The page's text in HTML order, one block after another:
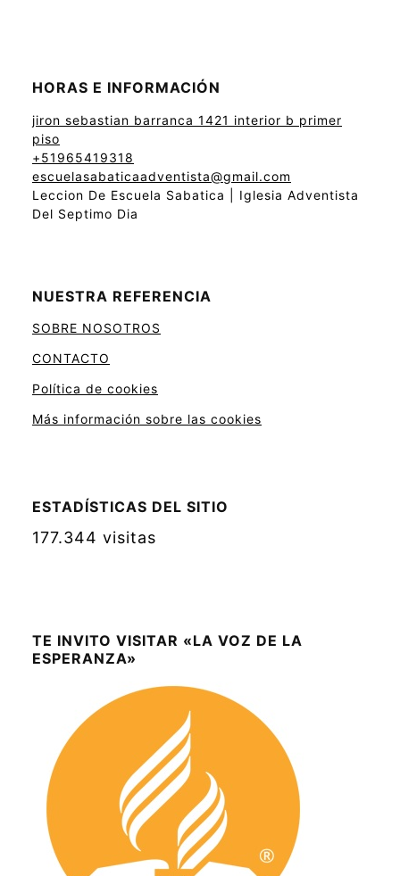
HORAS E INFORMACIÓN
jiron sebastian barranca 1421 interior b primer
piso
+51965419318
escuelasabaticaadventista@gmail.com
Leccion De Escuela Sabatica | Iglesia Adventista
Del Septimo Dia
NUESTRA REFERENCIA
SOBRE NOSOTROS
CONTACTO
Política de cookies
Más información sobre las cookies
ESTADÍSTICAS DEL SITIO
177.344 visitas
TE INVITO VISITAR «LA VOZ DE LA
ESPERANZA»